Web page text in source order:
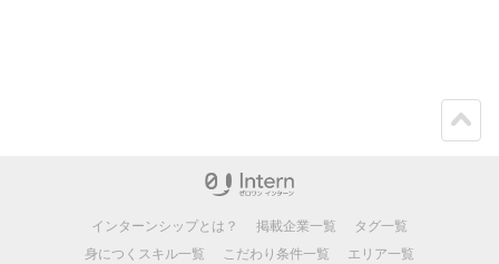
インターンシップとは？ 掲載企業一覧
タグ一覧
身につくスキル一覧
こだわり条件一覧 エリア一覧